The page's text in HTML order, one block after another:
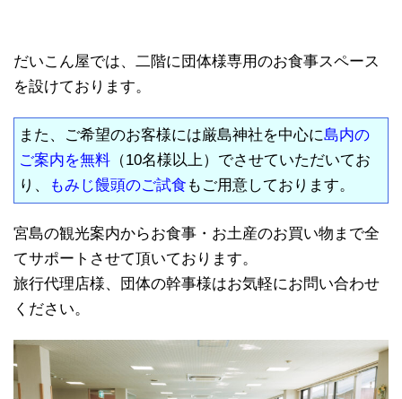
だいこん屋では、二階に団体様専用のお食事スペース
を設けております。
また、ご希望のお客様には厳島神社を中心に島内の
ご案内を無料 （10名様以上）でさせていただいてお
り、
もみじ饅頭のご試食 もご用意しております。
宮島の観光案内からお食事・お土産のお買い物まで全
てサポートさせて頂いております。
旅行代理店様、団体の幹事様はお気軽にお問い合わせ
ください。